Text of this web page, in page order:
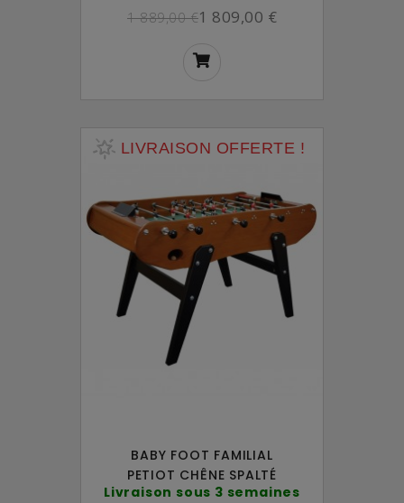
1 889,00 €1 809,00 €
LIVRAISON OFFERTE !
BABY FOOT FAMILIAL
PETIOT CHÊNE SPALTÉ
Livraison sous 3 semaines